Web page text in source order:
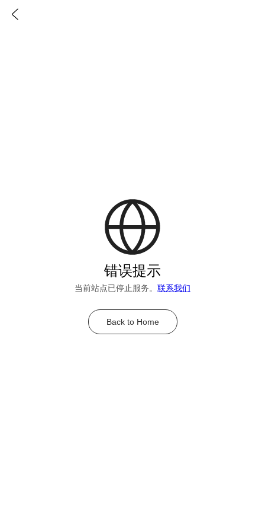
错误提示
当前站点已停止服务。 联系我们
Back to Home